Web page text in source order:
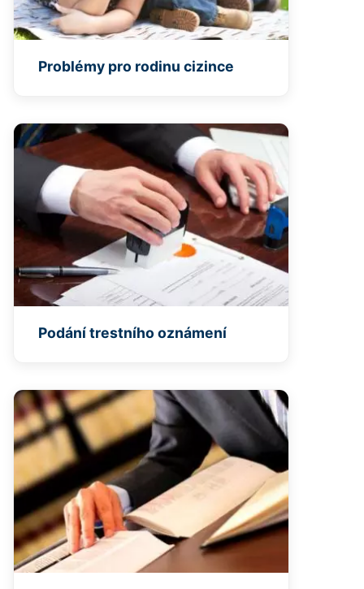
Problémy pro rodinu cizince
Podání trestního oznámení